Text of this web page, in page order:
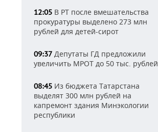
12:05 В РТ после вмешательства
прокуратуры выделено 273 млн
рублей для детей-сирот
09:37 Депутаты ГД предложили
увеличить МРОТ до 50 тыс. рублей
08:45 Из бюджета Татарстана
выделят 300 млн рублей на
капремонт здания Минэкологии
республики